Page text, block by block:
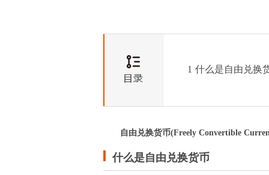
1 什么是自由兑换
自由兑换货币(Freely Convertible
什么是自由兑换货币